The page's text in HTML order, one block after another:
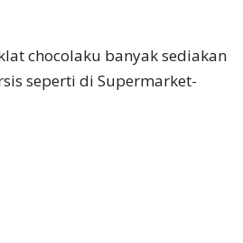
chocolaku banyak sediakan
seperti di Supermarket-